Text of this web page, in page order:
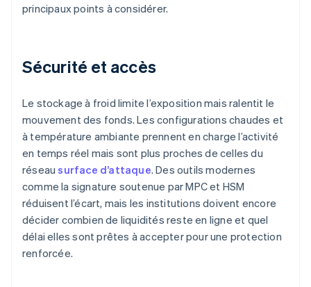
principaux points à considérer.
Sécurité et accès
Le stockage à froid limite l’exposition mais ralentit le
mouvement des fonds. Les configurations chaudes et
à température ambiante prennent en charge l’activité
en temps réel mais sont plus proches de celles du
réseausurface d’attaque. Des outils modernes
comme la signature soutenue par MPC et HSM
réduisent l’écart, mais les institutions doivent encore
décider combien de liquidités reste en ligne et quel
délai elles sont prêtes à accepter pour une protection
renforcée.